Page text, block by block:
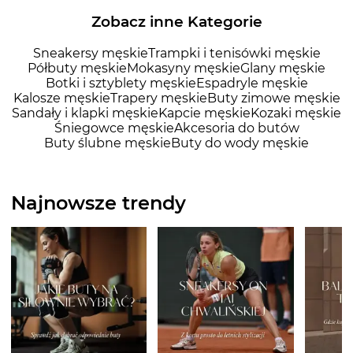
Zobacz inne Kategorie
Sneakersy męskieTrampki i tenisówki męskie
Półbuty męskie Mokasyny męskieGlany męskie
Botki i sztyblety męskie Espadryle męskie
Kalosze męskieTrapery męskie Buty zimowe męskie
Sandały i klapki męskie Kapcie męskie Kozaki męskie
Śniegowce męskieAkcesoria do butów
Buty ślubne męskie Buty do wody męskie
Najnowsze trendy